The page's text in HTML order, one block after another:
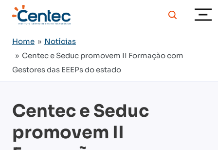
Home » Notícias
» Centec e Seduc promovem II Formação com
Gestores das EEEPs do estado
Centec e Seduc
promovem II